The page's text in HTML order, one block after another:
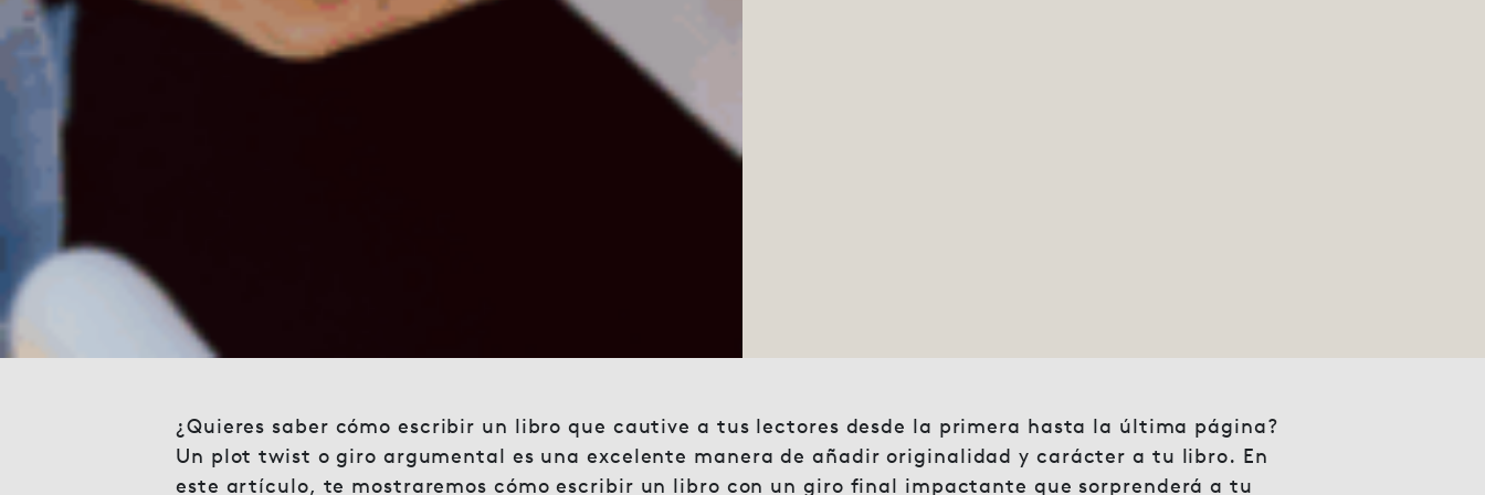
¿Quieres saber cómo escribir un libro que cautive a tus lectores desde la primera hasta la última página?
Un plot twist o giro argumental es una excelente manera de añadir originalidad y carácter a tu libro. En
este artículo, te mostraremos cómo escribir un libro con un giro final impactante que sorprenderá a tu